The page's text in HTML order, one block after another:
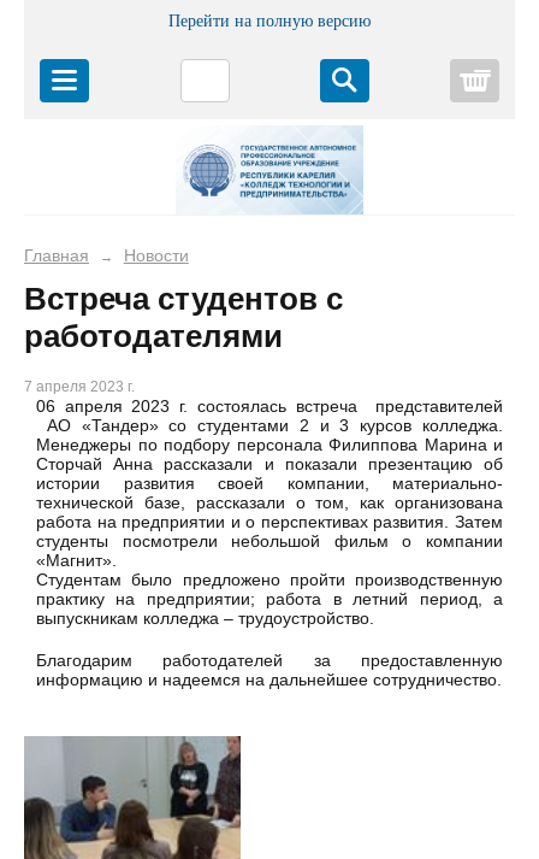
Перейти на полную версию
Главная → Новости
Встреча студентов с
работодателями
7 апреля 2023 г.
06 апреля 2023 г. состоялась встреча представителей
АО «Тандер» со студентами 2 и 3 курсов колледжа.
Менеджеры по подбору персонала Филиппова Марина и
Сторчай Анна рассказали и показали презентацию об
истории развития своей компании, материально-
технической базе, рассказали о том, как организована
работа на предприятии и о перспективах развития. Затем
студенты посмотрели небольшой фильм о компании
«Магнит».
Студентам было предложено пройти производственную
практику на предприятии; работа в летний период, а
выпускникам колледжа – трудоустройство.
Благодарим работодателей за предоставленную
информацию и надеемся на дальнейшее сотрудничество.